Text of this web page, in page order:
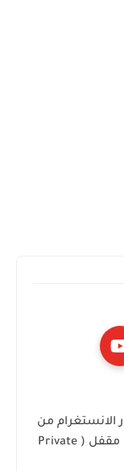
من
اي حساب خاص مقفل ( Private